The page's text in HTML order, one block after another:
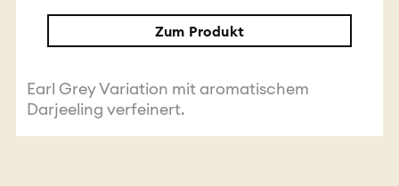
Zum Produkt
Earl Grey Variation mit aromatischem
Darjeeling verfeinert.